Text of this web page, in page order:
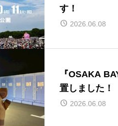
す！
2026.06.08
『OSAKA
置しました！
2026.06.08